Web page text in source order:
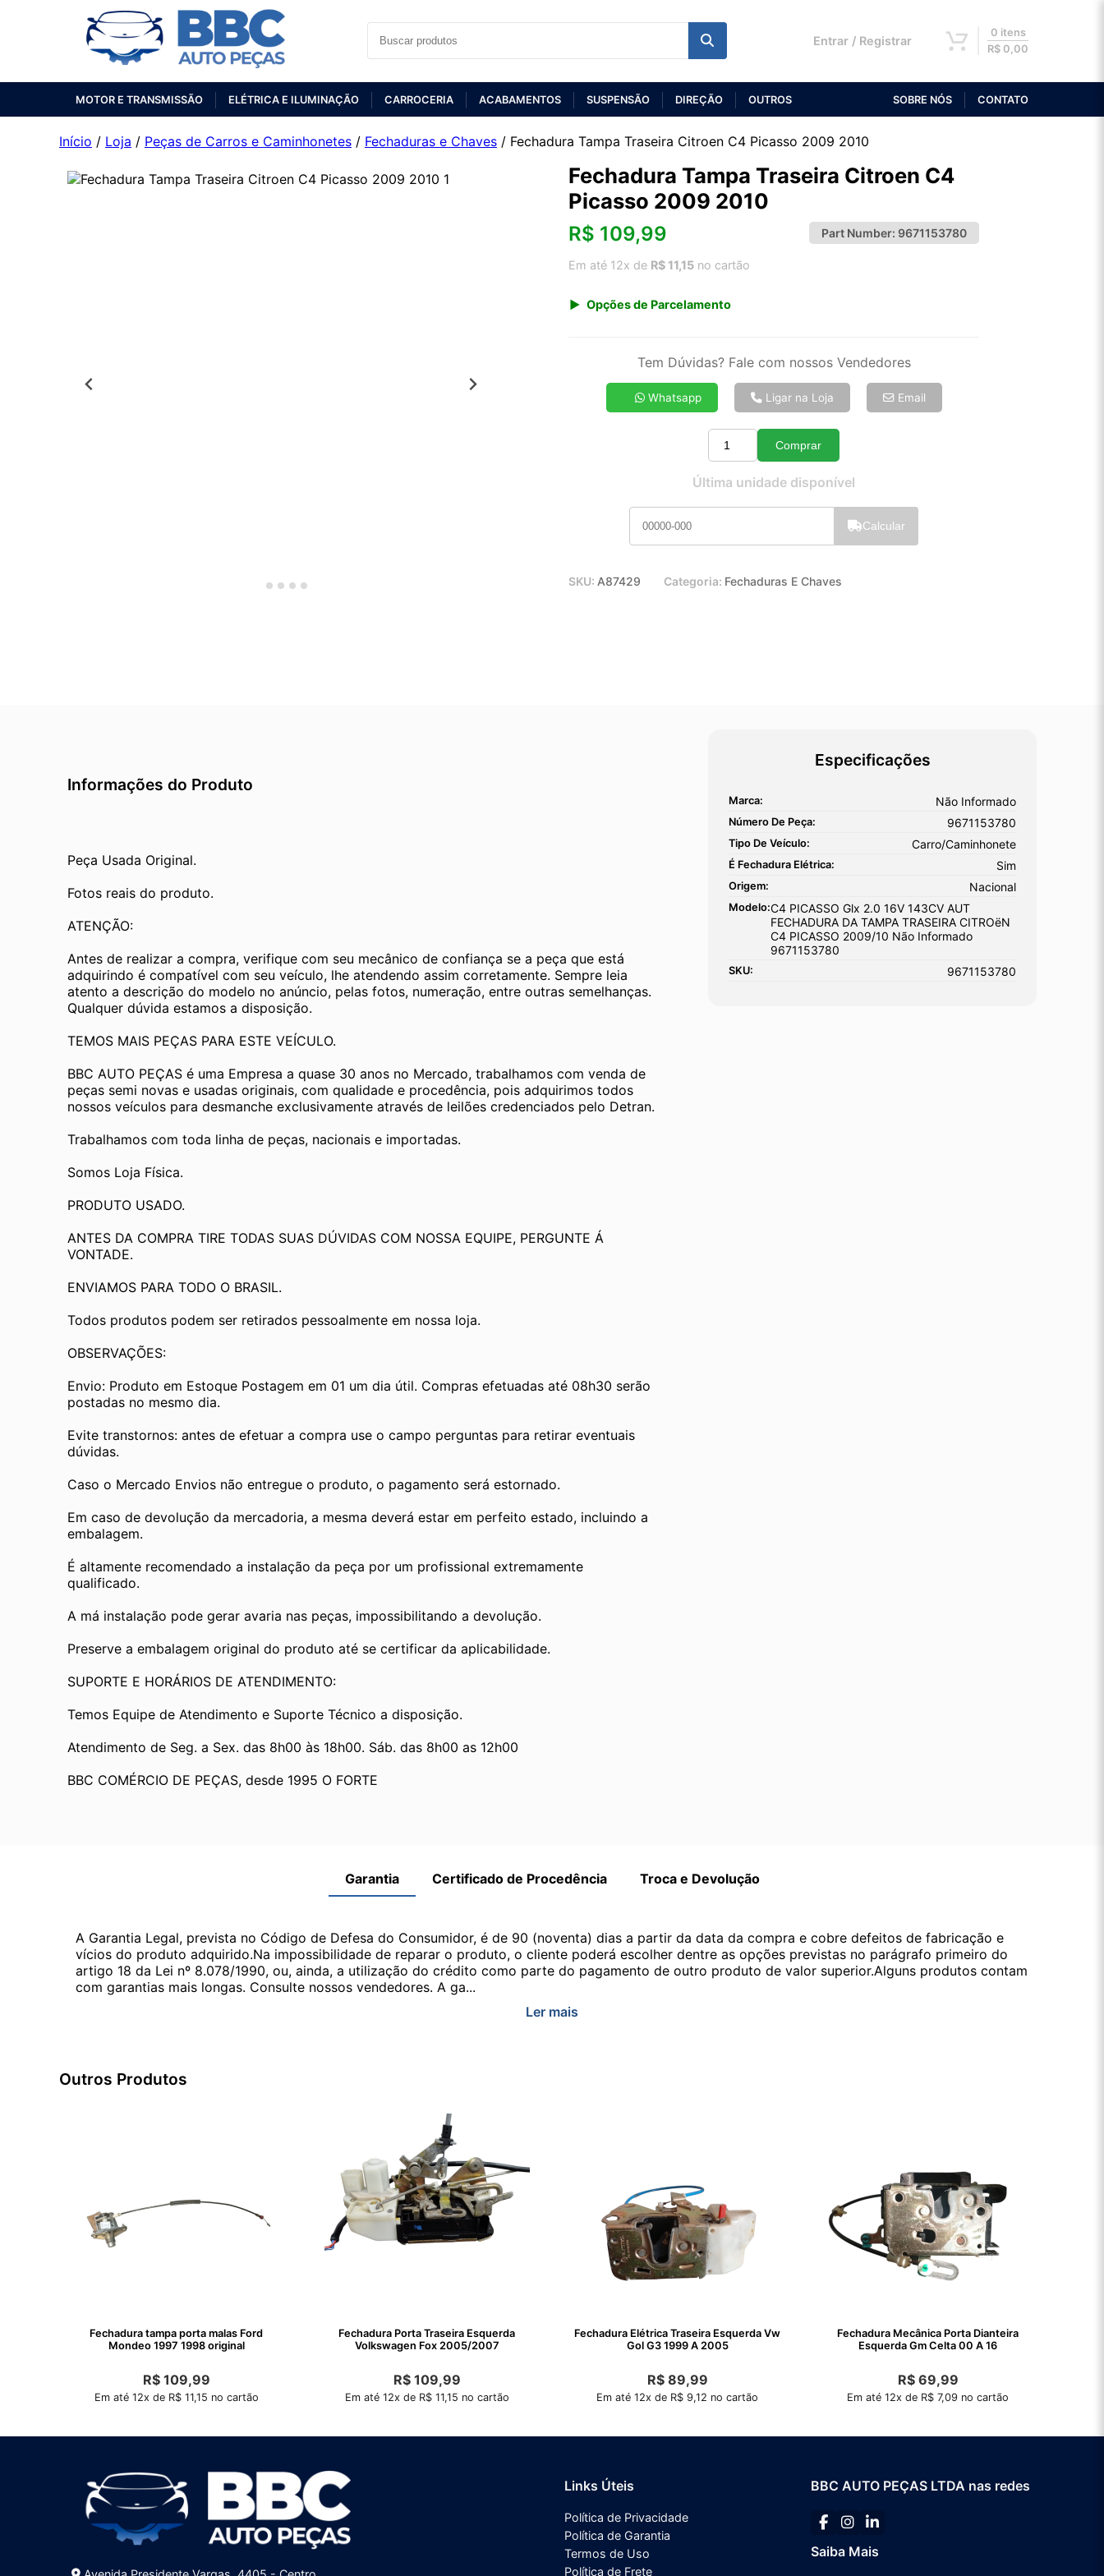
Entrar / Registrar
0 itens
R$ 0,00
MOTOR E TRANSMISSÃO ELÉTRICA E ILUMINAÇÃO CARROCERIA ACABAMENTOS SUSPENSÃO DIREÇÃO OUTROS SOBRE NÓS CONTATO
Início / Loja / Peças de Carros e Caminhonetes / Fechaduras e Chaves / Fechadura Tampa Traseira Citroen C4 Picasso 2009 2010
Fechadura Tampa Traseira Citroen C4
Picasso 2009 2010
R$ 109,99 Part Number: 9671153780
Em até 12x de R$ 11,15 no cartão
Opções de Parcelamento
7x de R$ 18,03
8x de R$ 15,98
9x de R$ 14,38
10x de R$ 13,05
12x de R$ 11,15
Tem Dúvidas? Fale com nossos Vendedores
Whatsapp Ligar na Loja Email
Quantidade
Comprar
Última unidade disponível
Calcular
SKU: A87429 Categoria: Fechaduras E Chaves
Informações do Produto
Peça Usada Original.
Fotos reais do produto.
ATENÇÃO:
Antes de realizar a compra, verifique com seu mecânico de confiança se a peça que está
adquirindo é compatível com seu veículo, lhe atendendo assim corretamente. Sempre leia
atento a descrição do modelo no anúncio, pelas fotos, numeração, entre outras semelhanças.
Qualquer dúvida estamos a disposição.
TEMOS MAIS PEÇAS PARA ESTE VEÍCULO.
BBC AUTO PEÇAS é uma Empresa a quase 30 anos no Mercado, trabalhamos com venda de
peças semi novas e usadas originais, com qualidade e procedência, pois adquirimos todos
nossos veículos para desmanche exclusivamente através de leilões credenciados pelo Detran.
Trabalhamos com toda linha de peças, nacionais e importadas.
Somos Loja Física.
PRODUTO USADO.
ANTES DA COMPRA TIRE TODAS SUAS DÚVIDAS COM NOSSA EQUIPE, PERGUNTE Á
VONTADE.
ENVIAMOS PARA TODO O BRASIL.
Todos produtos podem ser retirados pessoalmente em nossa loja.
OBSERVAÇÕES:
Envio: Produto em Estoque Postagem em 01 um dia útil. Compras efetuadas até 08h30 serão
postadas no mesmo dia.
Evite transtornos: antes de efetuar a compra use o campo perguntas para retirar eventuais
dúvidas.
Caso o Mercado Envios não entregue o produto, o pagamento será estornado.
Em caso de devolução da mercadoria, a mesma deverá estar em perfeito estado, incluindo a
embalagem.
É altamente recomendado a instalação da peça por um profissional extremamente
qualificado.
A má instalação pode gerar avaria nas peças, impossibilitando a devolução.
Preserve a embalagem original do produto até se certificar da aplicabilidade.
SUPORTE E HORÁRIOS DE ATENDIMENTO:
Temos Equipe de Atendimento e Suporte Técnico a disposição.
Atendimento de Seg. a Sex. das 8h00 às 18h00. Sáb. das 8h00 as 12h00
BBC COMÉRCIO DE PEÇAS, desde 1995 O FORTE
Especificações
Marca: Não Informado
Número De Peça: 9671153780
Tipo De Veículo: Carro/Caminhonete
É Fechadura Elétrica: Sim
Origem: Nacional
Modelo:C4 PICASSO Glx 2.0 16V 143CV AUT
FECHADURA DA TAMPA TRASEIRA CITROëN
C4 PICASSO 2009/10 Não Informado
9671153780
SKU: 9671153780
Garantia Certificado de Procedência Troca e Devolução
A Garantia Legal, prevista no Código de Defesa do Consumidor, é de 90 (noventa) dias a partir da data da compra e cobre defeitos de fabricação e
vícios do produto adquirido.Na impossibilidade de reparar o produto, o cliente poderá escolher dentre as opções previstas no parágrafo primeiro do
artigo 18 da Lei nº 8.078/1990, ou, ainda, a utilização do crédito como parte do pagamento de outro produto de valor superior.Alguns produtos contam
com garantias mais longas. Consulte nossos vendedores. A ga...
Ler mais
Outros Produtos
Fechadura tampa porta malas Ford
Mondeo 1997 1998 original
R$109,99
Em até 12x de R$ 11,15 no cartão
Fechadura Porta Traseira Esquerda
Volkswagen Fox 2005/2007
R$109,99
Em até 12x de R$ 11,15 no cartão
Fechadura Elétrica Traseira Esquerda Vw
Gol G3 1999 A 2005
R$89,99
Em até 12x de R$ 9,12 no cartão
Fechadura Mecânica Porta Dianteira
Esquerda Gm Celta 00 A 16
R$69,99
Em até 12x de R$ 7,09 no cartão
Links Úteis
Política de Privacidade
Política de Garantia
Termos de Uso
Política de Frete
BBC AUTO PEÇAS LTDA nas redes
Saiba Mais